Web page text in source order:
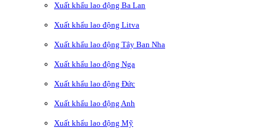
Xuất khẩu lao động Ba Lan
Xuất khẩu lao động Litva
Xuất khẩu lao động Tây Ban Nha
Xuất khẩu lao động Nga
Xuất khẩu lao động Đức
Xuất khẩu lao động Anh
Xuất khẩu lao động Mỹ